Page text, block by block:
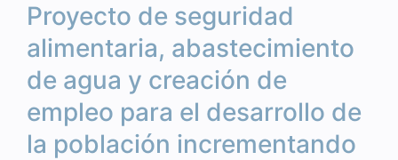
Proyecto de seguridad
alimentaria, abastecimiento
de agua y creación de
empleo para el desarrollo de
la población incrementando